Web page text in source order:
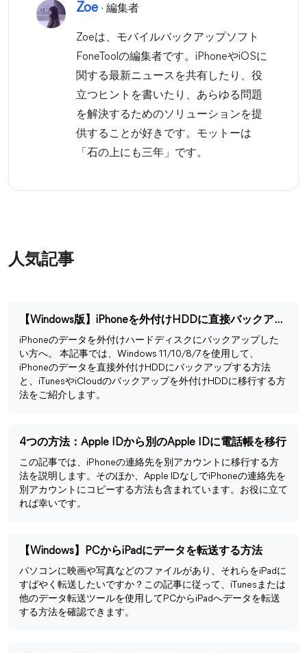
Zoe· 編集者
Zoeは、モバイルバックアップソフト
FoneToolの編集者です。iPhoneやiOSに
関する最新ニュースを共有したり、役
立つヒントを書いたり、あらゆる問題
を解決するためのソリューションを提
供することが好きです。モットーは
「石の上にも三年」です。
人気記事
【Windows版】iPhoneを外付けHDDに直接バックアップする方法
iPhoneのデータを外付けハードディスクにバックアップした
い方へ。 本記事では、Windows 11/10/8/7を使用して、
iPhoneのデータを直接外付けHDDにバックアップする方法
と、iTunesやiCloudのバックアップを外付けHDDに移行する方
法をご紹介します。
4つの方法：Apple IDから別のApple IDに電話帳を移行
この記事では、iPhoneの連絡先を別アカウントに移行する方
法を説明します。そのほか、Apple IDなしでiPhoneの連絡先を
別アカウントにコピーする方法も含まれています。お役に立て
れば幸いです。
【Windows】PCからiPadにデータを転送する方法
パソコンに映画や写真などのファイルがあり、それらをiPadに
すばやく転送したいですか？この記事に従って、iTunesまたは
他のデータ転送ツールを使用してPCからiPadへデータを転送
する方法を確認できます。